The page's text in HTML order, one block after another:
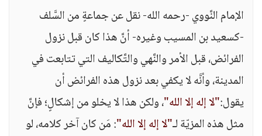
الإمام النَّووي -رحمه الله- نقل عن جماعةٍ من السَّلف
-كسعيد بن المسيب وغيره- أنَّ هذا كان قبل نزول
الفرائض، قبل الأمر والنَّهي والتَّكاليف التي تتابعت في
المدينة، وأنَّه لا يكفي بعد نزول هذه الفرائض أن
يقول:"لا إله إلا الله"، ولكن هذا لا يخلو من إشكالٍ؛ فإنَّ
مثل هذه المزيّة لـ"لا إله إلا الله": مَن كان آخر كلامه، لو